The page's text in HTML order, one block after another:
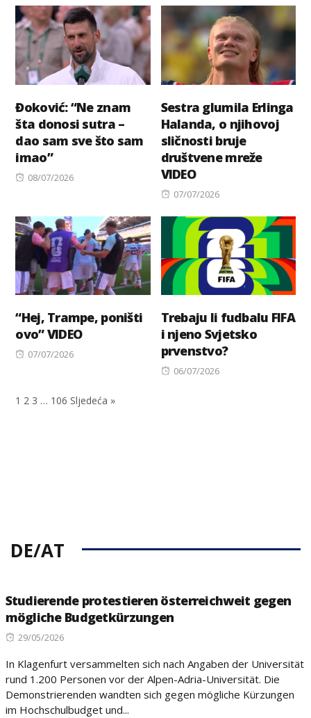
Đoković: “Ne znam
šta donosi sutra –
dao sam sve što sam
imao”
Posted
08/07/2026
Sestra glumila Erlinga
Halanda, o njihovoj
sličnosti bruje
društvene mreže
VIDEO
Posted
07/07/2026
“Hej, Trampe, poništi
ovo” VIDEO
Posted
07/07/2026
Trebaju li fudbalu FIFA
i njeno Svjetsko
prvenstvo?
Posted
06/07/2026
1 2 3 … 106 Sljedeća »
DE/AT
Studierende protestieren österreichweit gegen
mögliche Budgetkürzungen
Posted
29/05/2026
In Klagenfurt versammelten sich nach Angaben der Universität
rund 1.200 Personen vor der Alpen-Adria-Universität. Die
Demonstrierenden wandten sich gegen mögliche Kürzungen
im Hochschulbudget und...